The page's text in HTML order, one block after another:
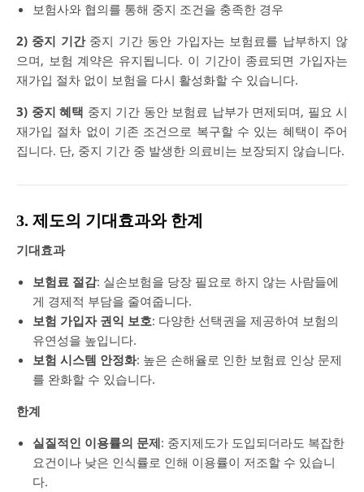
보험사와 협의를 통해 중지 조건을 충족한 경우
2) 중지 기간중지 기간 동안 가입자는 보험료를 납부하지 않
으며, 보험 계약은 유지됩니다. 이 기간이 종료되면 가입자는
재가입 절차 없이 보험을 다시 활성화할 수 있습니다.
3) 중지 혜택 중지 기간 동안 보험료 납부가 면제되며, 필요 시
재가입 절차 없이 기존 조건으로 복구할 수 있는 혜택이 주어
집니다. 단, 중지 기간 중 발생한 의료비는 보장되지 않습니다.
3. 제도의 기대효과와 한계
기대효과
보험료 절감: 실손보험을 당장 필요로 하지 않는 사람들에
게 경제적 부담을 줄여줍니다.
보험 가입자 권익 보호: 다양한 선택권을 제공하여 보험의
유연성을 높입니다.
보험 시스템 안정화: 높은 손해율로 인한 보험료 인상 문제
를 완화할 수 있습니다.
한계
실질적인 이용률의 문제: 중지제도가 도입되더라도 복잡한
요건이나 낮은 인식률로 인해 이용률이 저조할 수 있습니
다.